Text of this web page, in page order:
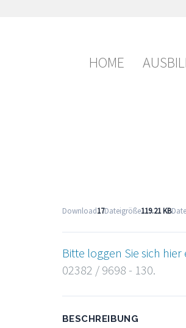
HOME
Download17Dateigröße119.21 KB
Bitte loggen Sie sich hier
02382 / 9698 - 130.
BESCHREIBUNG